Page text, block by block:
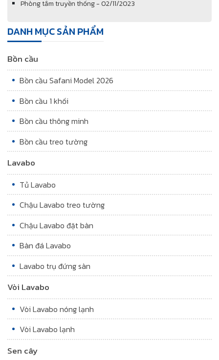
Phòng tắm truyền thống - 02/11/2023
DANH MỤC SẢN PHẨM
Bồn cầu
Bồn cầu Safani Model 2026
Bồn cầu 1 khối
Bồn cầu thông minh
Bồn cầu treo tường
Lavabo
Tủ Lavabo
Chậu Lavabo treo tường
Chậu Lavabo đặt bàn
Bàn đá Lavabo
Lavabo trụ đứng sàn
Vòi Lavabo
Vòi Lavabo nóng lạnh
Vòi Lavabo lạnh
Sen cây